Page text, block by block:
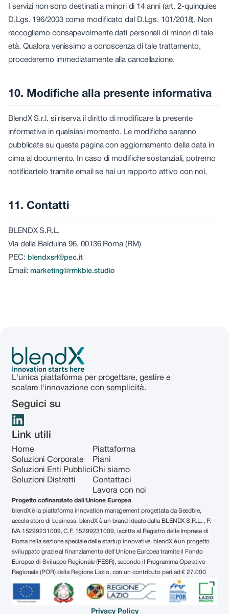
I servizi non sono destinati a minori di 14 anni (art. 2-quinquies
D.Lgs. 196/2003 come modificato dal D.Lgs. 101/2018). Non
raccogliamo consapevolmente dati personali di minori di tale
età. Qualora venissimo a conoscenza di tale trattamento,
procederemo immediatamente alla cancellazione.
10. Modifiche alla presente informativa
BlendX S.r.l. si riserva il diritto di modificare la presente
informativa in qualsiasi momento. Le modifiche saranno
pubblicate su questa pagina con aggiornamento della data in
cima al documento. In caso di modifiche sostanziali, potremo
notificartelo tramite email se hai un rapporto attivo con noi.
11. Contatti
BLENDX S.R.L.
Via della Balduina 96, 00136 Roma (RM)
PEC: blendxsrl@pec.it
Email:marketing@rmkble.studio
L'unica piattaforma per progettare, gestire e
scalare l'innovazione con semplicità.
Seguici su
Link utili
Home
Soluzioni Corporate
Soluzioni Enti Pubblici
Soluzioni Distretti
Piattaforma
Piani
Chi siamo
Contattaci
Lavora con noi
Progetto cofinanziato dall'Unione Europea
blendX è la piattaforma innovation management progettata da Seedble,
acceleratore di business. blendX è un brand ideato dalla BLENDX S.R.L. , P.
IVA 15299231009, C.F. 15299231009, iscritta al Registro delle Imprese di
Roma nella sezione speciale delle startup innovative. blendX è un progetto
sviluppato grazie al finanziamento dell'Unione Europea tramite il Fondo
Europeo di Sviluppo Regionale (FESR), secondo il Programma Operativo
Regionale (POR) della Regione Lazio, con un contributo pari ad € 27.000
Privacy Policy